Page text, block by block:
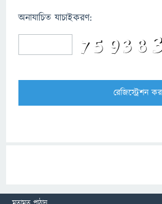
অনাযাচিত যাচাইকরণ: